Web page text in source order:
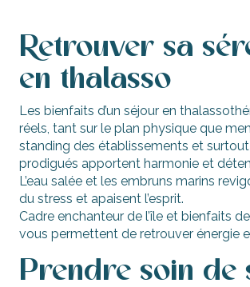
Retrouver sa
en thalasso
Les bienfaits d’un séjour en
réels, tant sur le plan physique que
standing des établissements et
prodigués apportent harmonie et
L’eau salée et les embruns marins
du stress et apaisent l’esprit.
Cadre enchanteur de l’île et bienfaits
vous permettent de retrouver énergie
Prendre soin de